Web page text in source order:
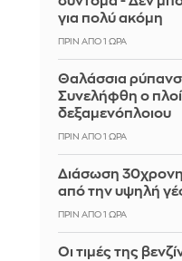
για πολύ ακόμη
ΠΡΙΝ ΑΠΌ 1 ΏΡΑ
Θαλάσσια
Συνελήφθη ο
δεξαμενόπλοιου
ΠΡΙΝ ΑΠΌ 1 ΏΡΑ
Διάσωση
από την υψηλή
ΠΡΙΝ ΑΠΌ 1 ΏΡΑ
Οι τιμές της